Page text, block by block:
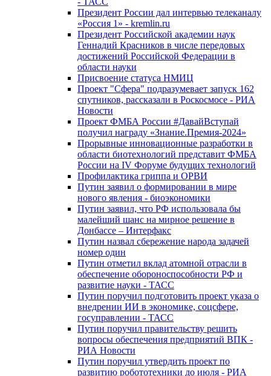
Президент России дал интервью телеканалу
«Россия 1» - kremlin.ru
Президент Российской академии наук
Геннадий Красников в числе передовых
достижений Российской Федерации в
области науки
Присвоение статуса НМИЦ
Проект "Сфера" подразумевает запуск 162
спутников, рассказали в Роскосмосе - РИА
Новости
Проект ФМБА России #ДавайВступай
получил награду «Знание.Премия-2024»
Прорывные инновационные разработки в
области биотехнологий представит ФМБА
России на IV Форуме будущих технологий
Профилактика гриппа и ОРВИ
Путин заявил о формировании в мире
нового явления - биоэкономики
Путин заявил, что РФ использовала бы
малейший шанс на мирное решение в
Донбассе – Интерфакс
Путин назвал сбережение народа задачей
номер один
Путин отметил вклад атомной отрасли в
обеспечение обороноспособности РФ и
развитие науки - ТАСС
Путин поручил подготовить проект указа о
внедрении ИИ в экономике, соцсфере,
госуправлении - ТАСС
Путин поручил правительству решить
вопросы обеспечения предприятий ВПК -
РИА Новости
Путин поручил утвердить проект по
развитию робототехники до июля - РИА